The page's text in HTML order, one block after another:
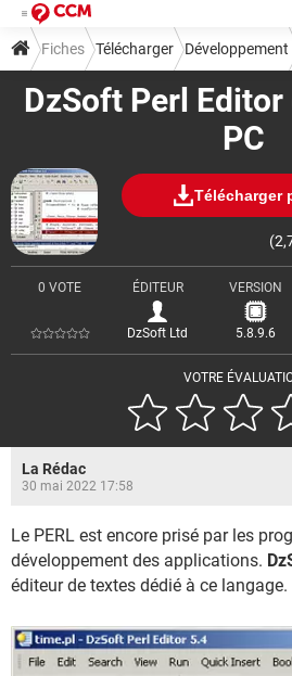
DzSoft Perl
PC
Télécharger
VOTRE
0 VOTE ÉDITEUR
DzSoft Ltd
VERSION
5.8.9.6
Fiches Télécharger Développement
La Rédac
30 mai 2022 17:58
Le PERL est encore prisé par les
développement des applications.
éditeur de textes dédié à ce langage.